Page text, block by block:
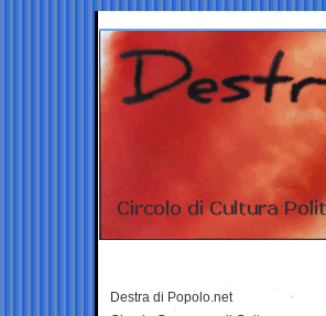
Destra di Popolo.net